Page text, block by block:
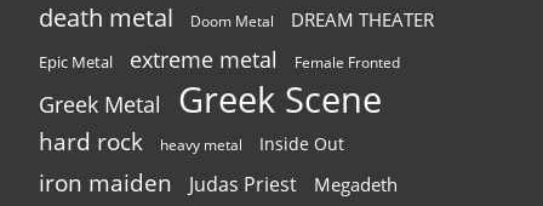
death metal Doom Metal DREAM THEATER
Epic Metal extreme metal Female Fronted
Greek Metal Greek Scene
hard rock heavy metal Inside Out
iron maiden Judas Priest Megadeth